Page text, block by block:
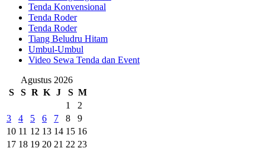
Tenda Konvensional
Tenda Roder
Tenda Roder
Tiang Beludru Hitam
Umbul-Umbul
Video Sewa Tenda dan Event
Agustus 2026
S
S R K J S M
1
2
3
4 5 6 7 8
9
10 11 12 13 14 15 16
17 18 19 20 21 22 23